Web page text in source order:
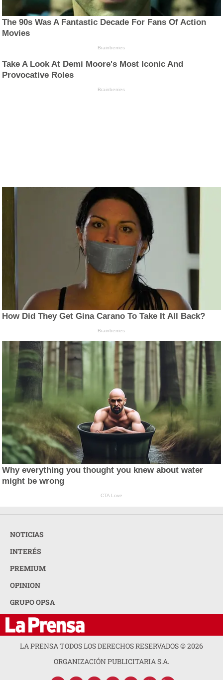
The 90s Was A Fantastic Decade For Fans Of Action
Movies
Brainberries
Take A Look At Demi Moore's Most Iconic And
Provocative Roles
Brainberries
How Did They Get Gina Carano To Take It All Back?
Brainberries
Why everything you thought you knew about water
might be wrong
CTA Love
NOTICIAS
INTERÉS
PREMIUM
OPINION
GRUPO OPSA
LA PRENSA TODOS LOS DERECHOS RESERVADOS ©2026
ORGANIZACIÓN PUBLICITARIA S.A.